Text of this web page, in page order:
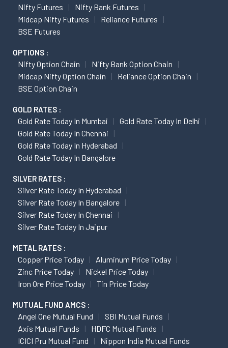
Nifty Futures
Nifty Bank Futures
Midcap Nifty Futures
Reliance Futures
BSE Futures
OPTIONS :
Nifty Option Chain
Nifty Bank Option Chain
Midcap Nifty Option Chain
Reliance Option Chain
BSE Option Chain
GOLD RATES :
Gold Rate Today In Mumbai
Gold Rate Today In Delhi
Gold Rate Today In Chennai
Gold Rate Today In Hyderabad
Gold Rate Today In Bangalore
SILVER RATES :
Silver Rate Today In Hyderabad
Silver Rate Today In Bangalore
Silver Rate Today In Chennai
Silver Rate Today In Jaipur
METAL RATES :
Copper Price Today
Aluminum Price Today
Zinc Price Today
Nickel Price Today
Iron Ore Price Today
Tin Price Today
MUTUAL FUND AMCS :
Angel One Mutual Fund
SBI Mutual Funds
Axis Mutual Funds
HDFC Mutual Funds
ICICI Pru Mutual Fund
Nippon India Mutual Funds